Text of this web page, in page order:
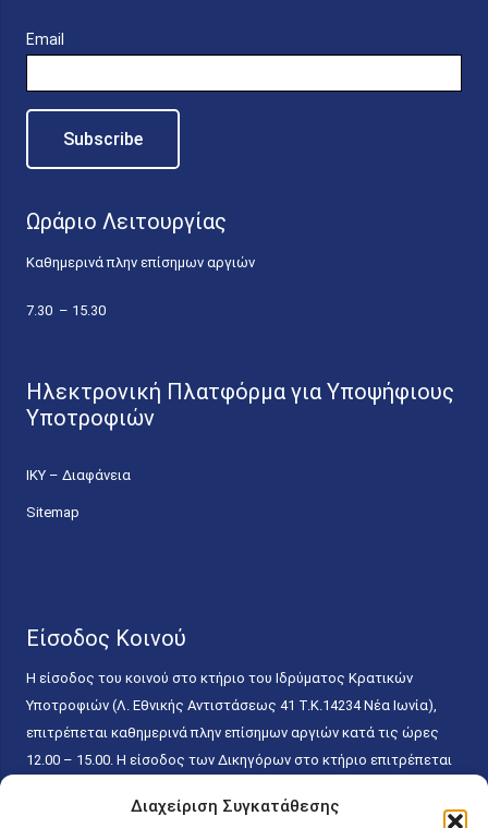
Διαχείριση Συγκατάθεσης
Email
Ωράριο Λειτουργίας
Καθημερινά πλην επίσημων αργιών
7.30 – 15.30
Ηλεκτρονική Πλατφόρμα για Υποψήφιους
Υποτροφιών
ΙΚΥ – Διαφάνεια
Sitemap
Είσοδος Κοινού
Η είσοδος του κοινού στο κτήριο του Ιδρύματος Κρατικών
Υποτροφιών (Λ. Εθνικής Αντιστάσεως 41 T.K.14234 Νέα Ιωνία),
επιτρέπεται καθημερινά πλην επίσημων αργιών κατά τις ώρες
12.00 – 15.00. Η είσοδος των Δικηγόρων στο κτήριο επιτρέπεται
κάθε εργάσιμη ημέρα και ώρα χωρίς κανέναν χρονικό ή άλλο